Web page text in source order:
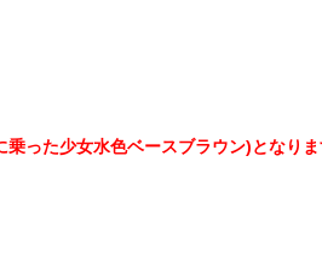
った少女水色ベースブラウン)となりま